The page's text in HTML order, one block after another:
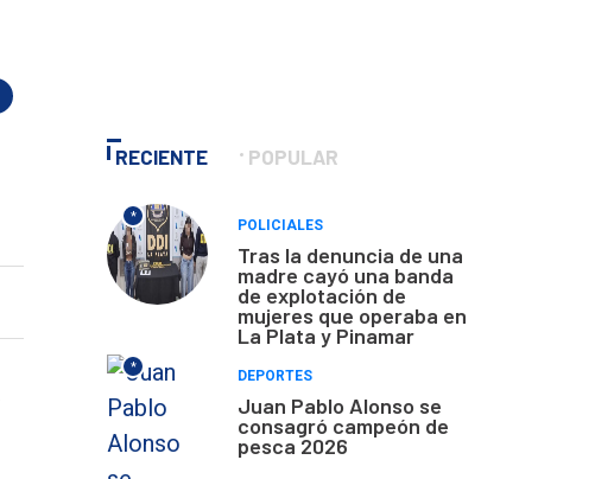
RECIENTE POPULAR
*
POLICIALES
Tras la denuncia de una
madre cayó una banda
de explotación de
mujeres que operaba en
La Plata y Pinamar
*
DEPORTES
Juan Pablo Alonso se
consagró campeón de
pesca 2026